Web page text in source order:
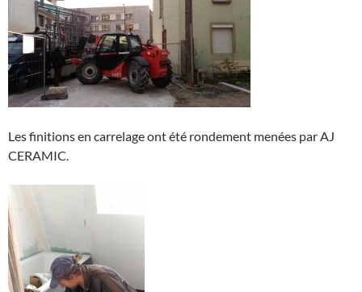
Les finitions en carrelage ont été rondement menées par AJ
CERAMIC.